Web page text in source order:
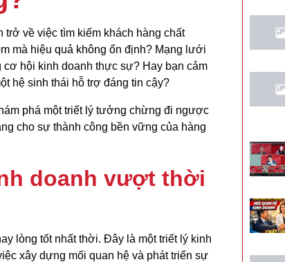
về việc tìm kiếm khách hàng chất
mà hiệu quả không ổn định? Mạng lưới
hội kinh doanh thực sự? Hay bạn cảm
hệ sinh thái hỗ trợ đáng tin cậy?
phá một triết lý tưởng chừng đi ngược
cho sự thành công bền vững của hàng
doanh vượt thời
lòng tốt nhất thời. Đây là một triết lý kinh
xây dựng mối quan hệ và phát triển sự